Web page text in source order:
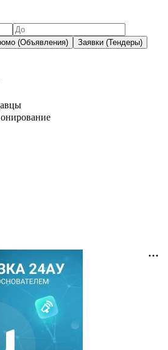
(Объявления)
Заявки (Тендеры)